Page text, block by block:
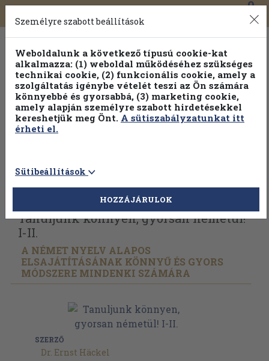
Toggle
navigation
0
Válogasson több mint 30 000 kötet közül
Hobbi témakörökben20% kedvezménnyel!
Vissza az előző oldalra Válasszon példányt
Tanuljunk könnyen, gyorsan németül!
I-II.
A NÉMET NYELV ALAPOS
ELSAJÁTÍTÁSÁNAK KÖNNYŰ ÉS GYORS
MÓDSZERE MINDENKI SZÁMÁRA
SZERZŐ
Dr. Ernst Häckel
Személyre szabott beállítások
Weboldalunk a következő típusú cookie-kat
alkalmazza: (1) weboldal működéséhez szükséges
technikai cookie, (2) funkcionális cookie, amely a
szolgáltatás igénybe vételét teszi az Ön számára
könnyebbé és gyorsabbá, (3) marketing cookie,
amely alapján személyre szabott hirdetésekkel
kereshetjük meg Önt. A sütiszabályzatunkat itt
érheti el.
Sütibeállítások
HOZZÁJÁRULOK